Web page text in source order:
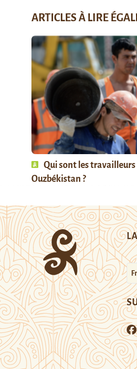
ARTICLES À LIRE
Qui sont les
Ouzbékistan ?